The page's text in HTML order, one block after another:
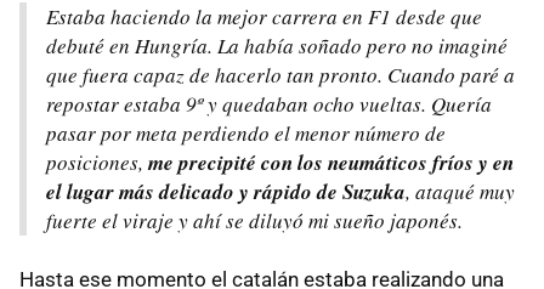
Estaba haciendo la mejor carrera en F1 desde que
debuté en Hungría. La había soñado pero no imaginé
que fuera capaz de hacerlo tan pronto. Cuando paré a
repostar estaba 9º y quedaban ocho vueltas. Quería
pasar por meta perdiendo el menor número de
posiciones,me precipité con los neumáticos fríos y en
el lugar más delicado y rápido de Suzuka, ataqué muy
fuerte el viraje y ahí se diluyó mi sueño japonés.
Hasta ese momento el catalán estaba realizando una